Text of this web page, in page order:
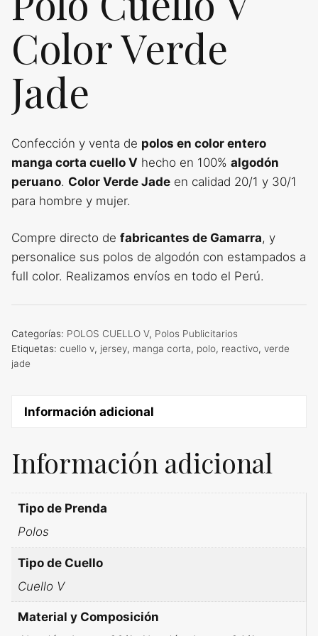
Color Verde
Jade
Confección y venta de polos en color entero
manga corta cuello V hecho en 100% algodón
peruano. Color Verde Jade en calidad 20/1 y 30/1
para hombre y mujer.
Compre directo de fabricantes de Gamarra, y
personalice sus polos de algodón con estampados a
full color. Realizamos envíos en todo el Perú.
Categorías: POLOS CUELLO V, Polos Publicitarios
Etiquetas: cuello v, jersey, manga corta, polo, reactivo, verde
jade
Información adicional
Información adicional
Tipo de Prenda
Polos
Tipo de Cuello
Cuello V
Material y Composición